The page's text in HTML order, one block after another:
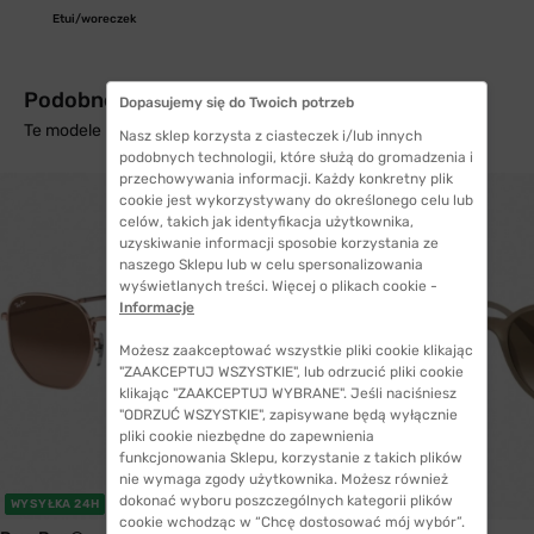
Etui/woreczek
Podobne produkty z wysyłką w 24h
Te modele mogą Cię zainteresować
WYSYŁKA 24H
Dopasujemy się do Twoich potrzeb
Nasz sklep korzysta z ciasteczek i/lub innych
podobnych technologii, które służą do gromadzenia i
przechowywania informacji. Każdy konkretny plik
cookie jest wykorzystywany do określonego celu lub
celów, takich jak identyfikacja użytkownika,
uzyskiwanie informacji sposobie korzystania ze
naszego Sklepu lub w celu spersonalizowania
wyświetlanych treści. Więcej o plikach cookie -
Informacje
Możesz zaakceptować wszystkie pliki cookie klikając
"ZAAKCEPTUJ WSZYSTKIE", lub odrzucić pliki cookie
klikając "ZAAKCEPTUJ WYBRANE". Jeśli naciśniesz
"ODRZUĆ WSZYSTKIE", zapisywane będą wyłącznie
pliki cookie niezbędne do zapewnienia
funkcjonowania Sklepu, korzystanie z takich plików
nie wymaga zgody użytkownika. Możesz również
dokonać wyboru poszczególnych kategorii plików
cookie wchodząc w “Chcę dostosować mój wybór”.